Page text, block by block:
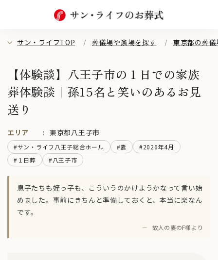
サン・ライフTOP 葬儀場や斎場を探す 東京都の葬
【体験談】八王子市の１日での家族
葬体験談｜孫15名と笑いのあるお見
送り
エリア 東京都八王子市
#サン・ライフ八王子総合ホール #妻
#2026年4月
#１日葬
#八王子市
息子たちも姪っ子も、こういうのかけようかなって言い始
めました。事前にきちんと準備しておくと、本当に楽なん
です。
－ 故人の妻のF様より